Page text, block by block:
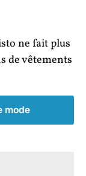
ne fait plus
de vêtements
mode